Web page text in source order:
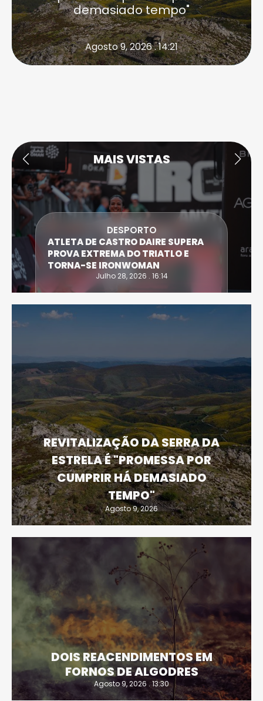
demasiado tempo"
Agosto 9, 2026 . 14:21
REVITALIZAÇÃO DA SERRA DA
ESTRELA É "PROMESSA POR
CUMPRIR HÁ DEMASIADO
TEMPO"
Agosto 9, 2026
MAIS VISTAS
DESPORTO
ATLETA DE CASTRO DAIRE SUPERA
PROVA EXTREMA DO TRIATLO E
TORNA-SE IRONWOMAN
Julho 28, 2026 . 16:14
DOIS REACENDIMENTOS EM
FORNOS DE ALGODRES
Agosto 9, 2026 . 13:30